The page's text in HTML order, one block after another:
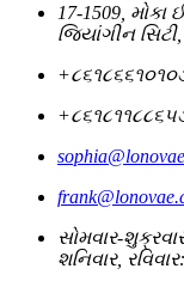
17-1509,
જિયાંગીન
સોમવાર-
શનિવાર,